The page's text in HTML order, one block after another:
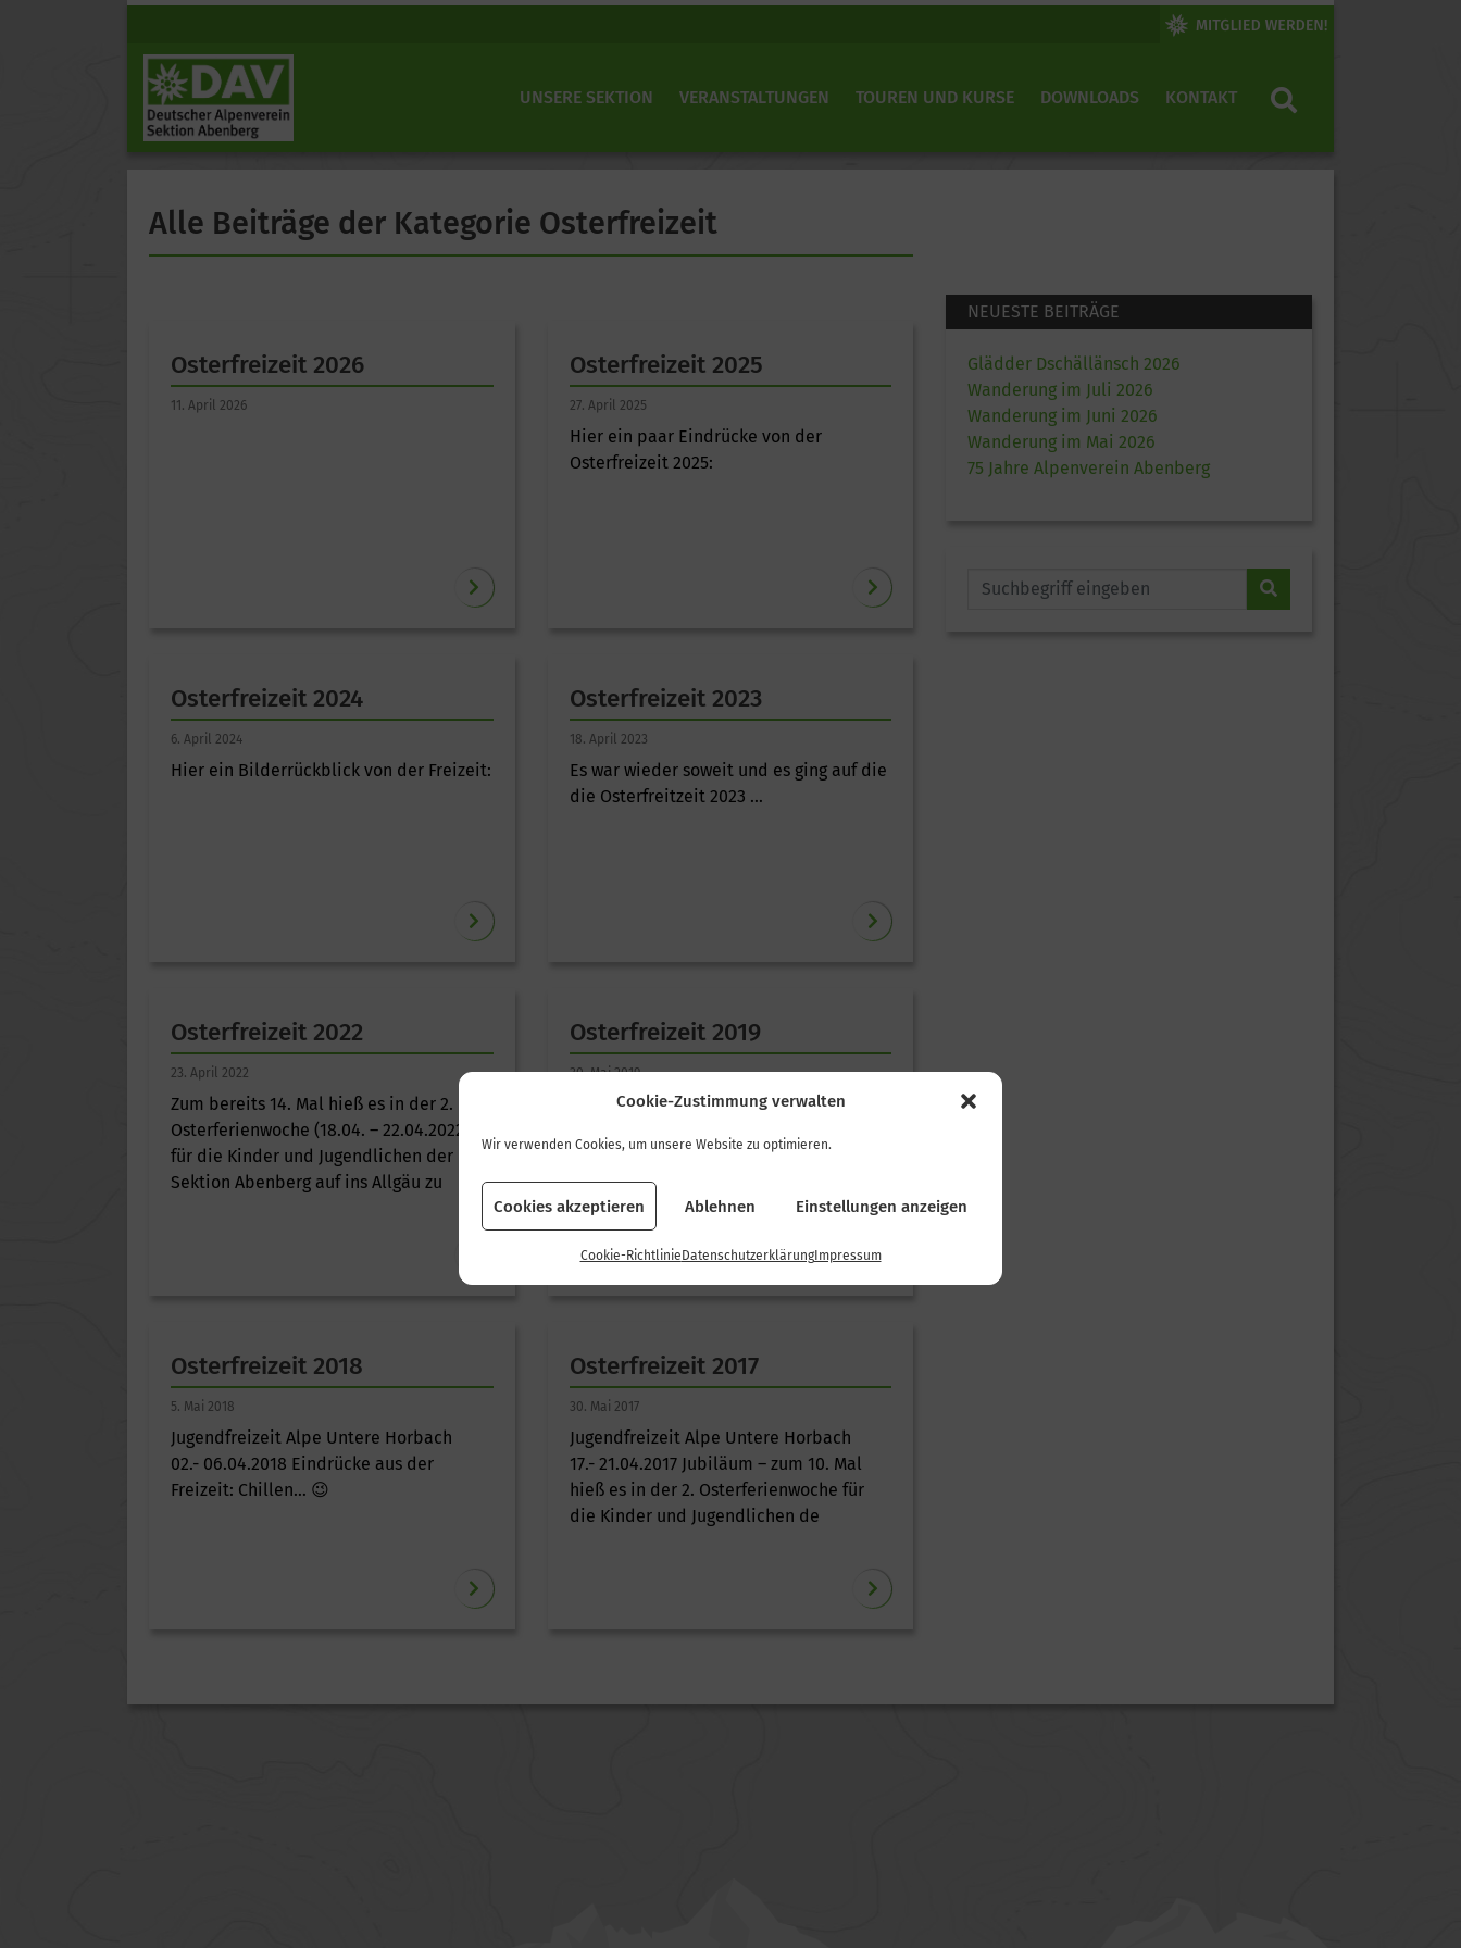
Cookie-Zustimmung verwalten
Wir verwenden Cookies, um unsere Website zu optimieren.
Cookies akzeptieren Ablehnen Einstellungen anzeigen
Cookie-Richtlinie DatenschutzerklärungImpressum
UNSERE SEKTION VERANSTALTUNGEN TOUREN UND KURSE DOWNLOADS KONTAKT
Alle Beiträge der Kategorie Osterfreizeit
Osterfreizeit 2026
11. April 2026
Osterfreizeit 2025
27. April 2025
Hier ein paar Eindrücke von der
Osterfreizeit 2025:
Osterfreizeit 2024
6. April 2024
Hier ein Bilderrückblick von der Freizeit:
Osterfreizeit 2023
18. April 2023
Es war wieder soweit und es ging auf die
die Osterfreitzeit 2023 …
Osterfreizeit 2022
23. April 2022
Zum bereits 14. Mal hieß es in der 2.
Osterferienwoche (18.04. – 22.04.2022)
für die Kinder und Jugendlichen der DAV
Sektion Abenberg auf ins Allgäu zu
Osterfreizeit 2019
30. Mai 2019
Zum 13. Mal hieß es in der 2.
Jugendlichen des DAV aus Büchenbach
und Abenberg auf ins Allgäu zur privaten
Selbstversorg
Osterfreizeit 2018
5. Mai 2018
Jugendfreizeit Alpe Untere Horbach
02.- 06.04.2018 Eindrücke aus der
Freizeit: Chillen… 😉
Osterfreizeit 2017
30. Mai 2017
Jugendfreizeit Alpe Untere Horbach
17.- 21.04.2017 Jubiläum – zum 10. Mal
hieß es in der 2. Osterferienwoche für
die Kinder und Jugendlichen de
NEUESTE BEITRÄGE
Glädder Dschällänsch 2026
Wanderung im Juli 2026
Wanderung im Juni 2026
Wanderung im Mai 2026
75 Jahre Alpenverein Abenberg